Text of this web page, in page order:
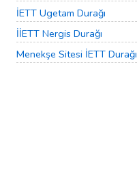
İETT Ugetam Durağı
İİETT Nergis Durağı
Menekşe Sitesi İETT Durağı